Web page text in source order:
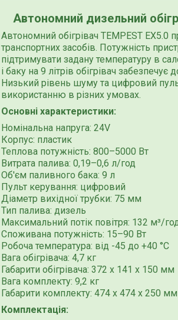
Автономний дизельний
Автономний обігрівач TEMPEST EX5.0
транспортних засобів. Потужність
підтримувати задану температуру в
і баку на 9 літрів обігрівач
Низький рівень шуму та цифровий
використанню в різних умовах.
Основні характеристики:
Номінальна напруга: 24V
Корпус: пластик
Теплова потужність: 800–5000 Вт
Витрата палива: 0,19–0,6 л/год
Об'єм паливного бака: 9 л
Пульт керування: цифровий
Діаметр вихідної трубки: 75 мм
Тип палива: дизель
Максимальний потік повітря: 132 м³/
Споживана потужність: 15–90 Вт
Робоча температура: від -45 до +40 °C
Вага обігрівача: 4,7 кг
Габарити обігрівача: 372 х 141 х 150 мм
Вага комплекту: 9,2 кг
Габарити комплекту: 474 х 474 х 250 мм
Комплектація: